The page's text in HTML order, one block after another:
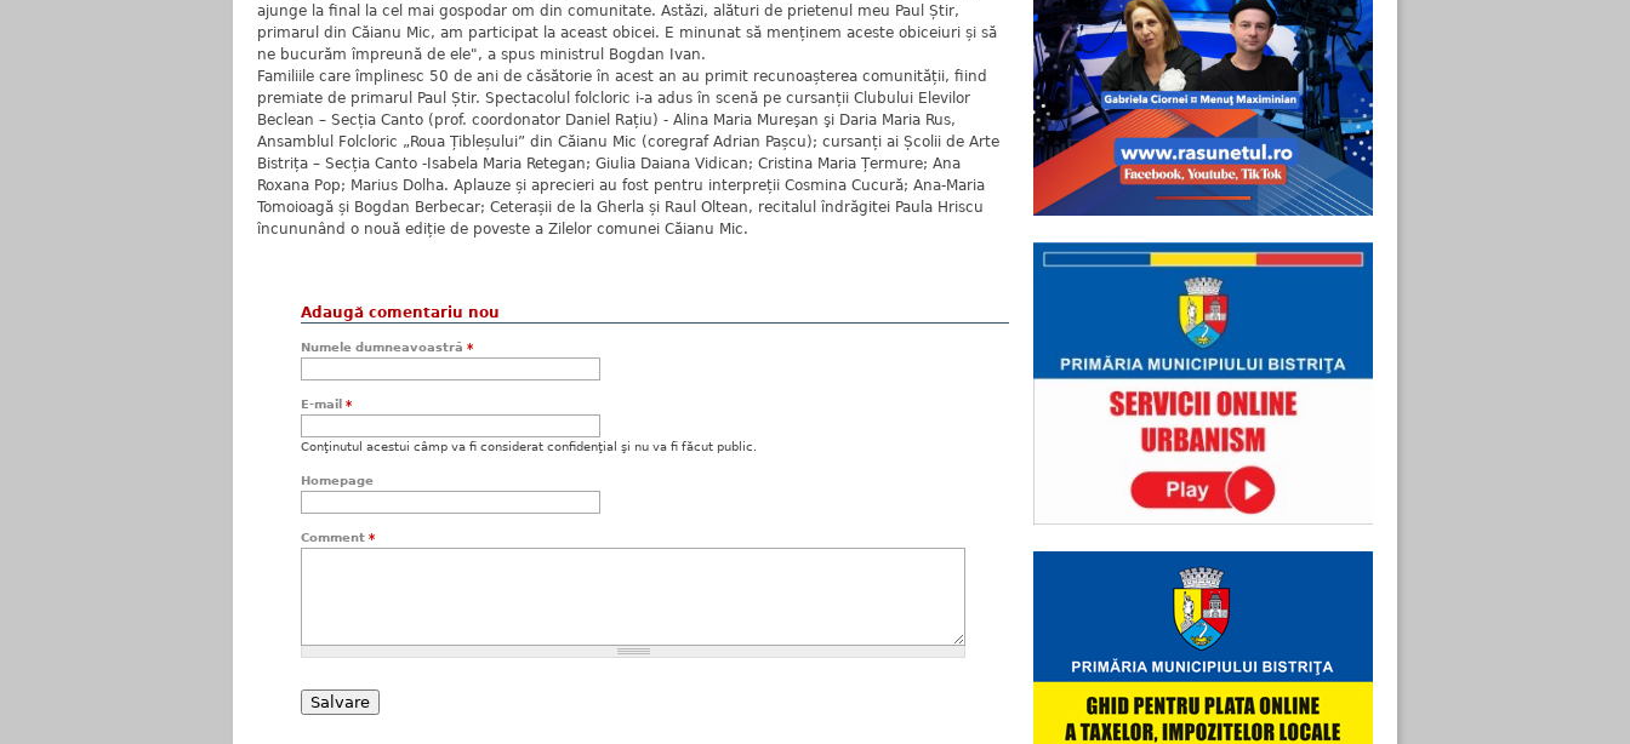
ajunge la final la cel mai gospodar om din comunitate. Astăzi, alături de prietenul meu Paul Știr,
primarul din Căianu Mic, am participat la aceast obicei. E minunat să menținem aceste obiceiuri și să
ne bucurăm împreună de ele", a spus ministrul Bogdan Ivan.
Familiile care împlinesc 50 de ani de căsătorie în acest an au primit recunoașterea comunității, fiind
premiate de primarul Paul Știr. Spectacolul folcloric i-a adus în scenă pe cursanții Clubului Elevilor
Beclean – Secția Canto (prof. coordonator Daniel Rațiu) - Alina Maria Mureşan şi Daria Maria Rus,
Ansamblul Folcloric „Roua Țibleșului” din Căianu Mic (coregraf Adrian Pașcu); cursanți ai Școlii de Arte
Bistrița – Secția Canto -Isabela Maria Retegan; Giulia Daiana Vidican; Cristina Maria Țermure; Ana
Roxana Pop; Marius Dolha. Aplauze și aprecieri au fost pentru interpreții Cosmina Cucură; Ana-Maria
Tomoioagă și Bogdan Berbecar; Ceterașii de la Gherla și Raul Oltean, recitalul îndrăgitei Paula Hriscu
încununând o nouă ediție de poveste a Zilelor comunei Căianu Mic.
Adaugă comentariu nou
Numele dumneavoastră *
E-mail *
Conţinutul acestui câmp va fi considerat confidenţial şi nu va fi făcut public.
Homepage
Comment *